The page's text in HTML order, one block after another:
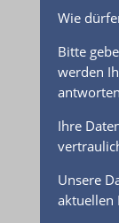
Wie
Bitte
werden
Ihre
Unsere
aktuellen